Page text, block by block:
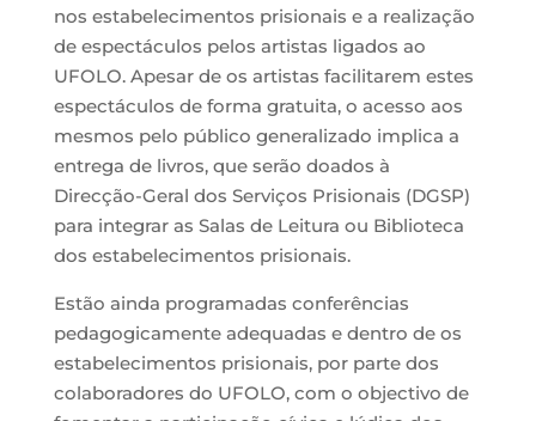
nos estabelecimentos prisionais e a realização
de espectáculos pelos artistas ligados ao
UFOLO. Apesar de os artistas facilitarem estes
espectáculos de forma gratuita, o acesso aos
mesmos pelo público generalizado implica a
entrega de livros, que serão doados à
Direcção-Geral dos Serviços Prisionais (DGSP)
para integrar as Salas de Leitura ou Biblioteca
dos estabelecimentos prisionais.
Estão ainda programadas conferências
pedagogicamente adequadas e dentro de os
estabelecimentos prisionais, por parte dos
colaboradores do UFOLO, com o objectivo de